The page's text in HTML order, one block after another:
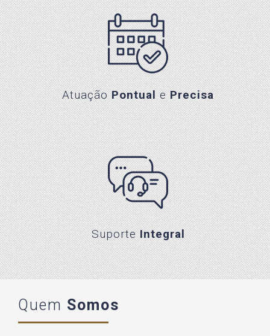
Atuação Pontual e Precisa
Suporte Integral
AtuaçãoPontualePrecisa
SuporteIntegral
Quem Somos